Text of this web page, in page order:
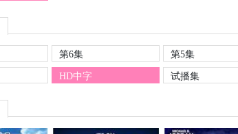
第6集 第5集
HD中字 试播集